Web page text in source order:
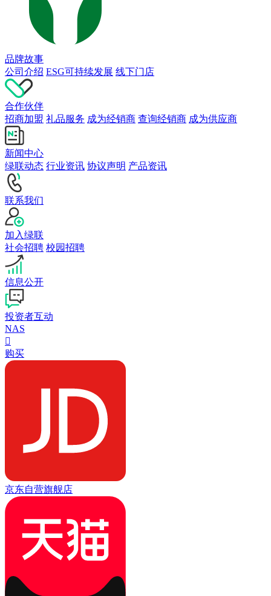
品牌故事
公司介绍 ESG可持续发展 线下门店
合作伙伴
招商加盟 礼品服务 成为经销商 查询经销商 成为供应商
新闻中心
绿联动态 行业资讯 协议声明 产品资讯
联系我们
加入绿联
社会招聘 校园招聘
信息公开
投资者互动
NAS

购买
京东自营旗舰店